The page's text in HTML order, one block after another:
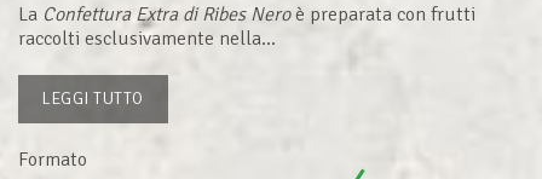
La Confettura Extra di Ribes Neroè preparata con frutti
raccolti esclusivamente nella...
LEGGI TUTTO
Formato